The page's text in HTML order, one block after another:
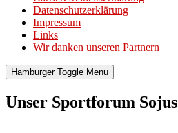
Datenschutzerklärung
Impressum
Links
Wir danken unseren Partnern
Hamburger Toggle Menu
Unser Sportforum Sojus